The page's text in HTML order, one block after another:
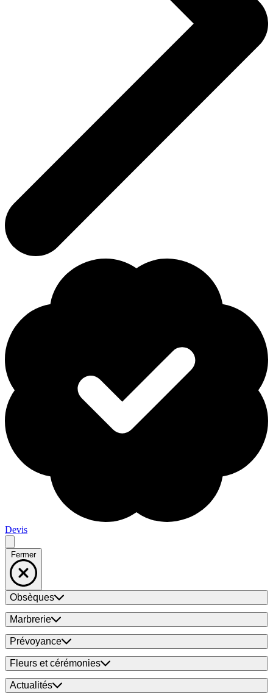
Devis
Fermer
Obsèques
Marbrerie
Prévoyance
Fleurs et cérémonies
Actualités